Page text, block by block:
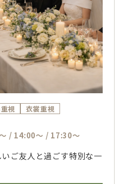
視
衣裳重視
/ 14:00～ / 17:30～
ご友人と過ごす特別な一